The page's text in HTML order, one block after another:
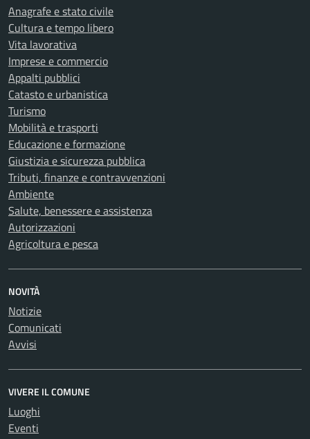
Anagrafe e stato civile
Cultura e tempo libero
Vita lavorativa
Imprese e commercio
Appalti pubblici
Catasto e urbanistica
Turismo
Mobilità e trasporti
Educazione e formazione
Giustizia e sicurezza pubblica
Tributi, finanze e contravvenzioni
Ambiente
Salute, benessere e assistenza
Autorizzazioni
Agricoltura e pesca
NOVITÀ
Notizie
Comunicati
Avvisi
VIVERE IL COMUNE
Luoghi
Eventi